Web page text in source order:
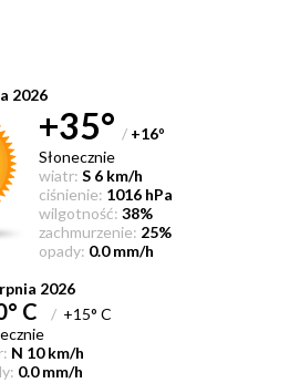
2026
+35° / +16°
Słonecznie
wiatr: S 6 km/h
ciśnienie: 1016 hPa
wilgotność: 38%
zachmurzenie: 25%
opady: 0.0 mm/h
2026
C /+15° C
N 10 km/h
0.0 mm/h